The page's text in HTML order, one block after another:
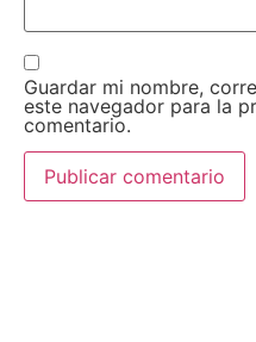
Guardar mi nombre,
este navegador para la
comentario.